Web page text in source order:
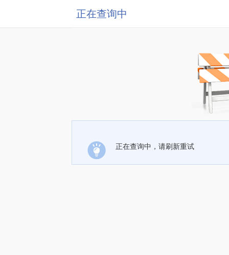
正在查询中
正在查询中，请刷新重试